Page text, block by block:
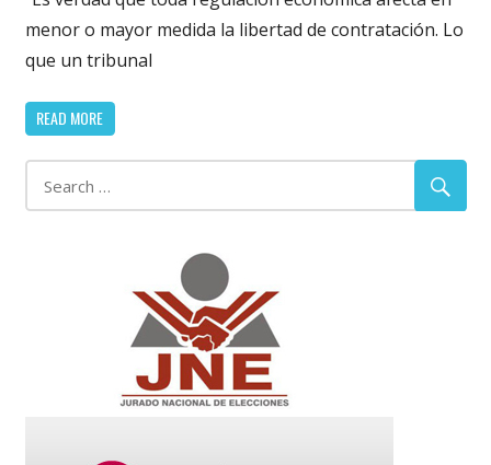
menor o mayor medida la libertad de contratación. Lo
que un tribunal
READ MORE